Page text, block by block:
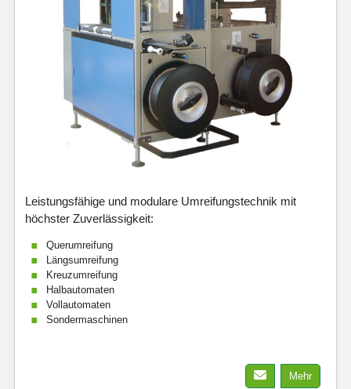
Leistungsfähige und modulare Umreifungstechnik mit
höchster Zuverlässigkeit:
Querumreifung
Längsumreifung
Kreuzumreifung
Halbautomaten
Vollautomaten
Sondermaschinen
Mehr